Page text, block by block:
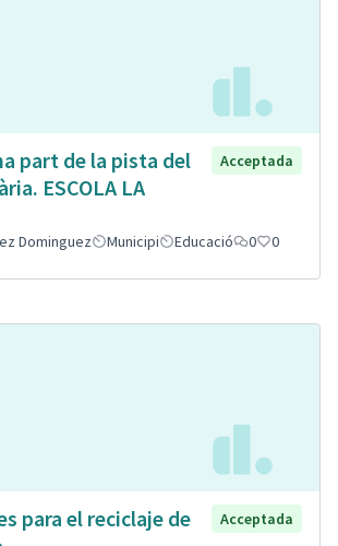
part de la pista del
ESCOLA LA
Acceptada
Dominguez Municipi Educació 0 0
para el reciclaje de
Acceptada